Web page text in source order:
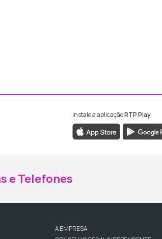
da RTP Madeira
Instagram da RTP Madeira
Instale a aplicaçãoRTP Play
e Telefones
A EMPRESA